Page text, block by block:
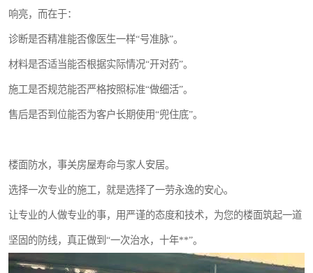
响亮，而在于：
诊断是否精准能否像医生一样“号准脉”。
材料是否适当能否根据实际情况“开对药”。
施工是否规范能否严格按照标准“做细活”。
售后是否到位能否为客户长期使用“兜住底”。
楼面防水，事关房屋寿命与家人安居。
选择一次专业的施工，就是选择了一劳永逸的安心。
让专业的人做专业的事，用严谨的态度和技术，为您的楼面筑起一道
坚固的防线，真正做到“一次治水，十年**”。